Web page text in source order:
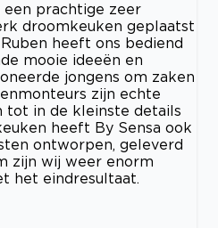
een prachtige zeer
droomkeuken geplaatst
heeft ons bediend
mooie ideeën en
jongens om zaken
zijn echte
tot in de kleinste details
heeft By Sensa ook
ontworpen, geleverd
zijn wij weer enorm
het eindresultaat.